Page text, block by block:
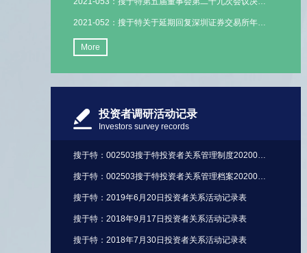
2021-052：搜于特关于延期回复深圳证券交易所年报问询函的公告
More
投资者调研活动记录
Investors survey records
搜于特：002503搜于特投资者关系管理制度20200110
搜于特：002503搜于特投资者关系管理档案20200110
搜于特：2019年6月20日投资者关系活动记录表
搜于特：2018年9月17日投资者关系活动记录表
搜于特：2018年7月30日投资者关系活动记录表